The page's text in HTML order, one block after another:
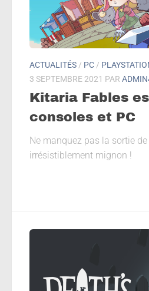
ACTUALITÉS / PC /
3 SEPTEMBRE 2021 PAR
Kitaria Fables
consoles et PC
Ne manquez pas la sortie
irrésistiblement mignon !